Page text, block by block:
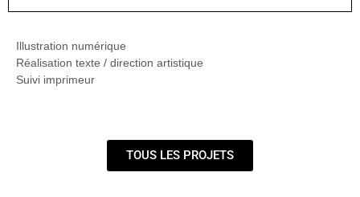
Illustration numérique
Réalisation texte / direction artistique
Suivi imprimeur
TOUS LES PROJETS